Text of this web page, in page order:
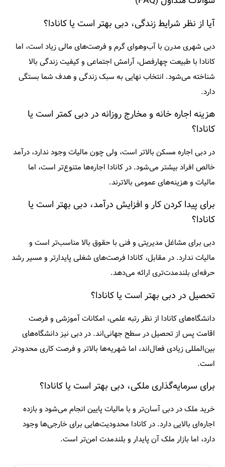
آیا از نظر شرایط زندگی، دبی بهتر است یا کانادا؟
دبی شهری مدرن با آب‌وهوای گرم و فرصت‌های مالی زیاد است، اما
کانادا با طبیعت چهارفصل، آرامش اجتماعی و کیفیت زندگی بالا
شناخته می‌شود. انتخاب نهایی به سبک زندگی و هدف شما بستگی
دارد.
هزینه اجاره خانه و مخارج روزانه در دبی کمتر است یا
کانادا؟
در دبی اجاره مسکن بالاتر است، ولی چون مالیات وجود ندارد، درآمد
خالص افراد بیشتر می‌شود. در کانادا اجاره‌ها متنوع‌تر است، اما
مالیات و هزینه‌های عمومی بالاترند.
برای پیدا کردن کار و افزایش درآمد، دبی بهتر است یا
کانادا؟
دبی برای مشاغل مدیریتی و فنی با حقوق بالا مناسب‌تر است و
مالیات ندارد. در مقابل، کانادا فرصت‌های شغلی پایدارتر و مسیر رشد
حرفه‌ای بلندمدت‌تری ارائه می‌دهد.
تحصیل در دبی بهتر است یا کانادا؟
دانشگاه‌های کانادا از نظر رتبه علمی، امکانات آموزشی و فرصت
اقامت پس از تحصیل در سطح جهانی‌اند. در دبی نیز دانشگاه‌های
بین‌المللی زیادی فعال‌اند، اما شهریه‌ها بالاتر و فرصت کاری محدودتر
است.
برای سرمایه‌گذاری ملکی، دبی بهتر است یا کانادا؟
خرید ملک در دبی آسان‌تر و با مالیات پایین انجام می‌شود و بازده
اجاره‌ای بالایی دارد. در کانادا محدودیت‌هایی برای خارجی‌ها وجود
دارد، اما بازار ملک آن پایدار و بلندمدت امن‌تر است.